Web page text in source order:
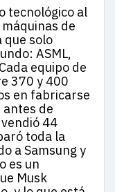
tecnológico al
de
solo
ASML,
equipo de
370 y 400
en fabricarse
de
44
toda la
a Samsung y
es un
Musk